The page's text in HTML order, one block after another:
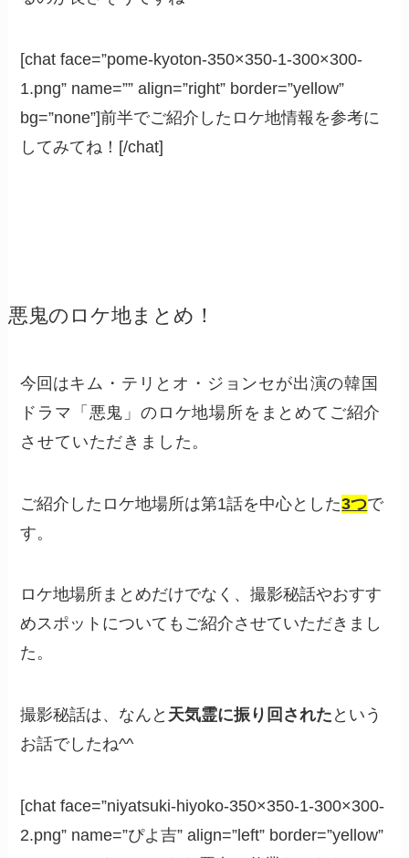
[chat face=”pome-kyoton-350×350-1-300×300-
1.png” name=”” align=”right” border=”yellow”
bg=”none”]前半でご紹介したロケ地情報を参考に
してみてね！[/chat]
悪鬼のロケ地まとめ！
今回はキム・テリとオ・ジョンセが出演の韓国
ドラマ「悪鬼」のロケ地場所をまとめてご紹介
させていただきました。
ご紹介したロケ地場所は第1話を中心とした3つで
す。
ロケ地場所まとめだけでなく、撮影秘話やおすす
めスポットについてもご紹介させていただきまし
た。
撮影秘話は、なんと 天気霊に振り回された という
お話でしたね^^
[chat face=”niyatsuki-hiyoko-350×350-1-300×300-
2.png” name=”ぴよ吉” align=”left” border=”yellow”